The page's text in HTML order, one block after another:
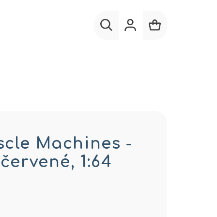
Machines -
1:64